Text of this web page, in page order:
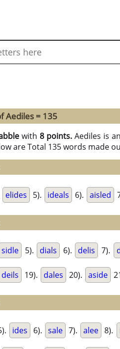
Aediles = 135
with8 points.Aediles is
are Total 135 words made
elides 5). ideals 6). aisled
sidle 5). dials 6). delis 7).
deils 19). dales 20). aside
ides 6). sale 7). alee 8).